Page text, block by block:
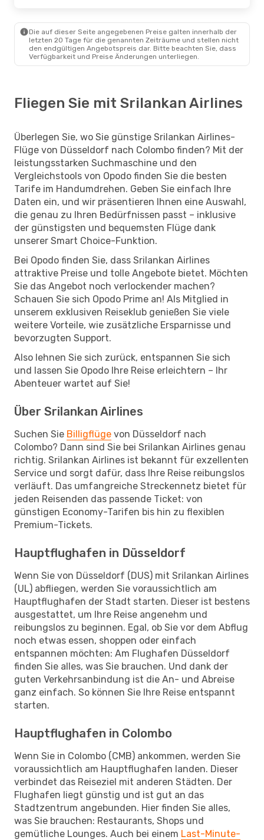
Die auf dieser Seite angegebenen Preise galten innerhalb der
letzten 20 Tage für die genannten Zeiträume und stellen nicht
den endgültigen Angebotspreis dar. Bitte beachten Sie, dass
Verfügbarkeit und Preise Änderungen unterliegen.
Fliegen Sie mit Srilankan Airlines
Überlegen Sie, wo Sie günstige Srilankan Airlines-
Flüge von Düsseldorf nach Colombo finden? Mit der
leistungsstarken Suchmaschine und den
Vergleichstools von Opodo finden Sie die besten
Tarife im Handumdrehen. Geben Sie einfach Ihre
Daten ein, und wir präsentieren Ihnen eine Auswahl,
die genau zu Ihren Bedürfnissen passt – inklusive
der günstigsten und bequemsten Flüge dank
unserer Smart Choice-Funktion.
Bei Opodo finden Sie, dass Srilankan Airlines
attraktive Preise und tolle Angebote bietet. Möchten
Sie das Angebot noch verlockender machen?
Schauen Sie sich Opodo Prime an! Als Mitglied in
unserem exklusiven Reiseklub genießen Sie viele
weitere Vorteile, wie zusätzliche Ersparnisse und
bevorzugten Support.
Also lehnen Sie sich zurück, entspannen Sie sich
und lassen Sie Opodo Ihre Reise erleichtern – Ihr
Abenteuer wartet auf Sie!
Über Srilankan Airlines
Suchen Sie Billigflüge von Düsseldorf nach
Colombo? Dann sind Sie bei Srilankan Airlines genau
richtig. Srilankan Airlines ist bekannt für exzellenten
Service und sorgt dafür, dass Ihre Reise reibungslos
verläuft. Das umfangreiche Streckennetz bietet für
jeden Reisenden das passende Ticket: von
günstigen Economy-Tarifen bis hin zu flexiblen
Premium-Tickets.
Hauptflughafen in Düsseldorf
Wenn Sie von Düsseldorf (DUS) mit Srilankan Airlines
(UL) abfliegen, werden Sie voraussichtlich am
Hauptflughafen der Stadt starten. Dieser ist bestens
ausgestattet, um Ihre Reise angenehm und
reibungslos zu beginnen. Egal, ob Sie vor dem Abflug
noch etwas essen, shoppen oder einfach
entspannen möchten: Am Flughafen Düsseldorf
finden Sie alles, was Sie brauchen. Und dank der
guten Verkehrsanbindung ist die An- und Abreise
ganz einfach. So können Sie Ihre Reise entspannt
starten.
Hauptflughafen in Colombo
Wenn Sie in Colombo (CMB) ankommen, werden Sie
voraussichtlich am Hauptflughafen landen. Dieser
verbindet das Reiseziel mit anderen Städten. Der
Flughafen liegt günstig und ist gut an das
Stadtzentrum angebunden. Hier finden Sie alles,
was Sie brauchen: Restaurants, Shops und
gemütliche Lounges. Auch bei einem Last-Minute-